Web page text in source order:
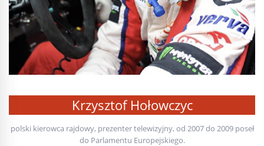
Krzysztof Hołowczyc
polski kierowca rajdowy, prezenter telewizyjny, od 2007 do 2009 poseł
do Parlamentu Europejskiego.